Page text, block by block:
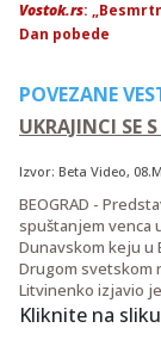
Vostok.rs:
Dan pobede
POVEZANE
UKRAJINCI SE
Izvor: Beta Video,
BEOGRAD -
spuštanjem venca
Dunavskom keju u
Drugom svetskom
Litvinenko izjavio
Kliknite na